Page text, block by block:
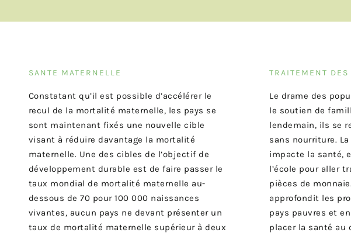
SANTE MATERNELLE
Constatant qu’il est possible d’accélérer le
recul de la mortalité maternelle, les pays se
sont maintenant fixés une nouvelle cible
visant à réduire davantage la mortalité
maternelle. Une des cibles de l’objectif de
développement durable est de faire passer le
taux mondial de mortalité maternelle au-
dessous de 70 pour 100 000 naissances
vivantes, aucun pays ne devant présenter un
taux de mortalité maternelle supérieur à deux
TRAITEMENT
Le drame des
le soutien de
lendemain, ils se
sans nourriture.
impacte la santé,
l’école pour aller
pièces de
approfondit les
pays pauvres et
placer la santé